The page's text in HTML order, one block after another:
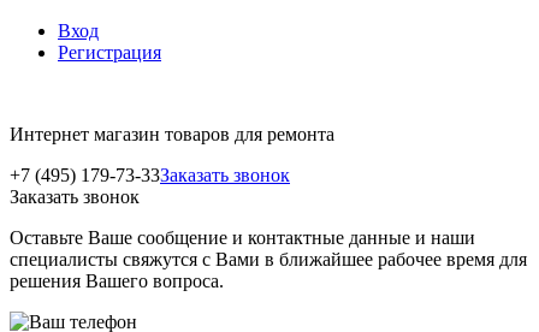
Вход
Регистрация
Интернет магазин товаров для ремонта
+7 (495) 179-73-33Заказать звонок
Заказать звонок
Оставьте Ваше сообщение и контактные данные и наши
специалисты свяжутся с Вами в ближайшее рабочее время для
решения Вашего вопроса.